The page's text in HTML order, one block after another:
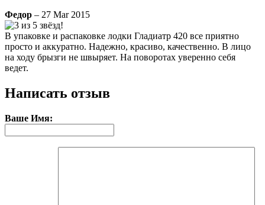
Федор – 27 Mar 2015
В упаковке и распаковке лодки Гладиатр 420 все приятно
просто и аккуратно. Надежно, красиво, качественно. В лицо
на ходу брызги не швыряет. На поворотах уверенно себя
ведет.
Написать отзыв
Ваше Имя: